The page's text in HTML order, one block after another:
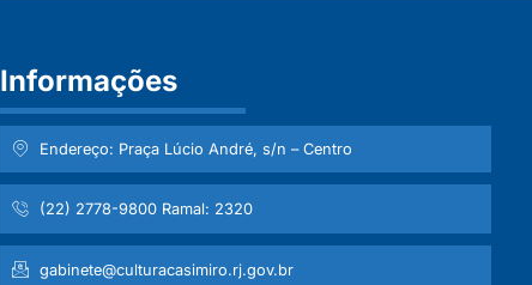
Informações
Endereço: Praça Lúcio André, s/n – Centro
(22) 2778-9800 Ramal: 2320
gabinete@culturacasimiro.rj.gov.br